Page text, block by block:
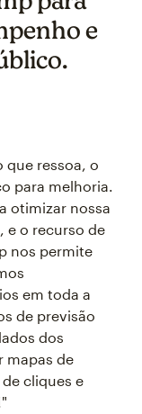
e
que ressoa, o
para melhoria.
otimizar nossa
e o recurso de
nos permite
em toda a
de previsão
dos
mapas de
cliques e